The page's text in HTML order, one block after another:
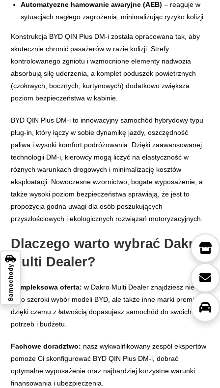
Automatyczne hamowanie awaryjne (AEB) – reaguje w
sytuacjach nagłego zagrożenia, minimalizując ryzyko kolizji.
Konstrukcja BYD QIN Plus DM-i została opracowana tak, aby
skutecznie chronić pasażerów w razie kolizji. Strefy
kontrolowanego zgniotu i wzmocnione elementy nadwozia
absorbują siłę uderzenia, a komplet poduszek powietrznych
(czołowych, bocznych, kurtynowych) dodatkowo zwiększa
poziom bezpieczeństwa w kabinie.
BYD QIN Plus DM-i to innowacyjny samochód hybrydowy typu
plug-in, który łączy w sobie dynamikę jazdy, oszczędność
paliwa i wysoki komfort podróżowania. Dzięki zaawansowanej
technologii DM-i, kierowcy mogą liczyć na elastyczność w
różnych warunkach drogowych i minimalizację kosztów
eksploatacji. Nowoczesne wzornictwo, bogate wyposażenie, a
także wysoki poziom bezpieczeństwa sprawiają, że jest to
propozycja godna uwagi dla osób poszukujących
przyszłościowych i ekologicznych rozwiązań motoryzacyjnych.
Dlaczego warto wybrać Dakro
Multi Dealer?
Kompleksowa oferta: w Dakro Multi Dealer znajdziesz nie
tylko szeroki wybór modeli BYD, ale także inne marki premium,
dzięki czemu z łatwością dopasujesz samochód do swoich
potrzeb i budżetu.
Fachowe doradztwo: nasz wykwalifikowany zespół ekspertów
pomoże Ci skonfigurować BYD QIN Plus DM-i, dobrać
optymalne wyposażenie oraz najbardziej korzystne warunki
finansowania i ubezpieczenia.
Samochody